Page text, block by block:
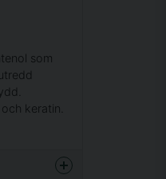
som
keratin.